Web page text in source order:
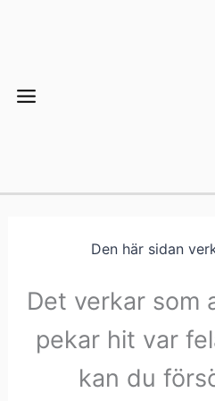
Den här sidan
Det verkar som
pekar hit var
kan du